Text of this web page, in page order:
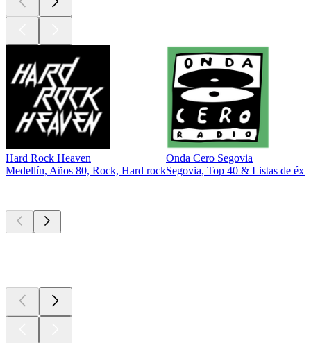
Hard Rock Heaven
Medellín, Años 80, Rock, Hard rock
Onda Cero Segovia
Segovia, Top 40 & Listas de